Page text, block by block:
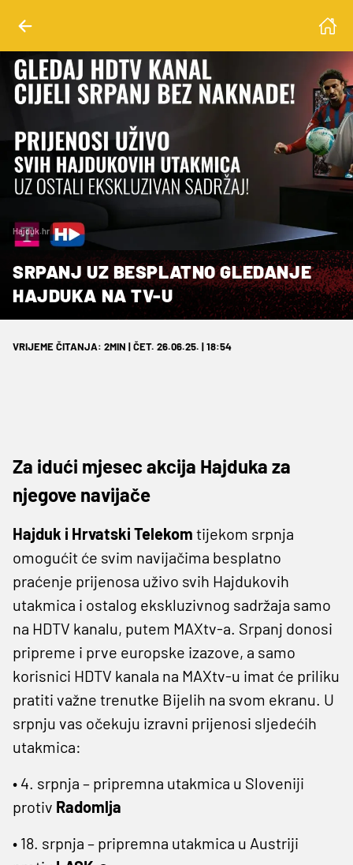
Hajduk.hr
SRPANJ UZ BESPLATNO GLEDANJE
HAJDUKA NA TV-U
VRIJEME ČITANJA: 2MIN | ČET. 26.06.25. | 18:54
Za idući mjesec akcija Hajduka za
njegove navijače
Hajduk i Hrvatski Telekom tijekom srpnja
omogućit će svim navijačima besplatno
praćenje prijenosa uživo svih Hajdukovih
utakmica i ostalog ekskluzivnog sadržaja samo
na HDTV kanalu, putem MAXtv-a. Srpanj donosi
pripreme i prve europske izazove, a samo
korisnici HDTV kanala na MAXtv-u imat će priliku
pratiti važne trenutke Bijelih na svom ekranu. U
srpnju vas očekuju izravni prijenosi sljedećih
utakmica:
• 4. srpnja – pripremna utakmica u Sloveniji
protiv Radomlja
• 18. srpnja – pripremna utakmica u Austriji